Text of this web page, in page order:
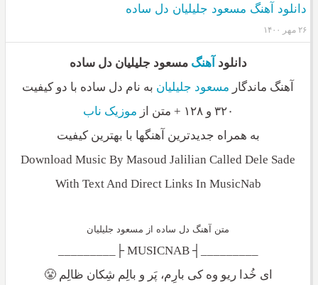
دانلود آهنگ مسعود جلیلیان دل ساده
۲۶ مهر ۱۴۰۰
دانلود آهنگ مسعود جلیلیان دل ساده
آهنگ ماندگار مسعود جلیلیان به نام دل ساده با دو کیفیت
۳۲۰ و ۱۲۸ + متن از
موزیک ناب
به همراه جدیدترین آهنگها با بهترین کیفیت
Download Music By Masoud Jalilian Called Dele Sade
With Text And Direct Links In MusicNab
متن آهنگ دل ساده از مسعود جلیلیان
_________┤ MUSICNAB ├_________
ای خُدا ریو وه کی بارِم، پَر و بالِم شِکان ظالِم 😤